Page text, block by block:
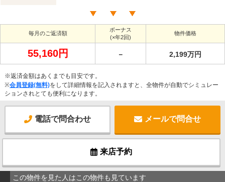
毎月のご返済額
ボーナス
(×年2回)
物件価格
55,160円 － 2,199万円
※返済金額はあくまでも目安です。
※会員登録(無料)をして詳細情報を記入されますと、全物件が自動でシミュレー
ションされとても便利になります。
電話で問合わせ メールで問合せ
来店予約
この物件を見た人はこの物件も見ています